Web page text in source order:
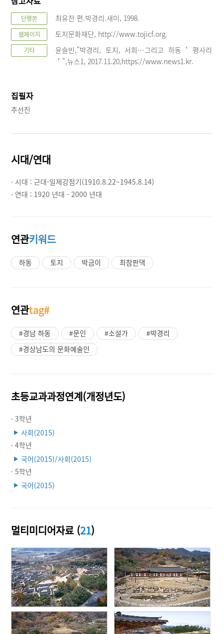
단행본 최유찬 편.박경리.새미, 1998.
웹페이지 토지문화재단, http://www.tojicf.org.
기타
윤슬빈,"박경리, 토지, 서희…그리고 하동＇평사리
＇",뉴스1, 2017.11.20,https://www.news1.kr.
집필자
추선진
시대/연대
· 시대 :근대-일제강점기(1910.8.22~1945.8.14)
· 연대 : 1920 년대 - 2000 년대
연관키워드
하동 토지 박금이 최참판댁
연관tag#
#경남 하동 #문인 #소설가
#박경리
#경상남도의 문화예술인
초등교과과정연계(개정년도)
· 3학년
▶ 사회(2015)
· 4학년
▶ 국어(2015)/사회(2015)
· 5학년
▶ 국어(2015)
멀티미디어자료 (21)